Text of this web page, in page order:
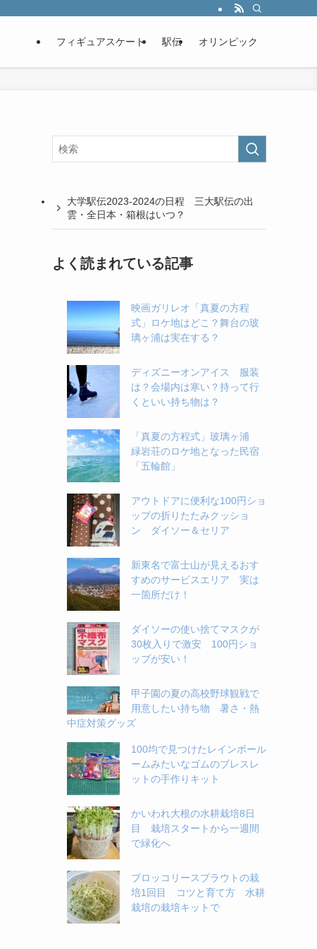
フィギュアスケート 駅伝 オリンピック
大学駅伝2023-2024の日程 三大駅伝の出
雲・全日本・箱根はいつ？
よく読まれている記事
映画ガリレオ「真夏の方程
式」ロケ地はどこ？舞台の玻
璃ヶ浦は実在する？
ディズニーオンアイス 服装
は？会場内は寒い？持って行
くといい持ち物は？
「真夏の方程式」玻璃ヶ浦
緑岩荘のロケ地となった民宿
「五輪館」
アウトドアに便利な100円ショ
ップの折りたたみクッショ
ン ダイソー＆セリア
新東名で富士山が見えるおす
すめのサービスエリア 実は
一箇所だけ！
ダイソーの使い捨てマスクが
30枚入りで激安 100円ショ
ップが安い！
甲子園の夏の高校野球観戦で
用意したい持ち物 暑さ・熱
中症対策グッズ
100均で見つけたレインボール
ームみたいなゴムのブレスレ
ットの手作りキット
かいわれ大根の水耕栽培8日
目 栽培スタートから一週間
で緑化へ
ブロッコリースプラウトの栽
培1回目 コツと育て方 水耕
栽培の栽培キットで